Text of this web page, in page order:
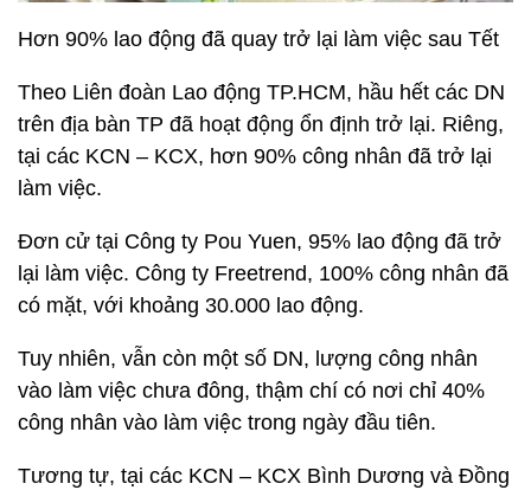
Hơn 90% lao động đã quay trở lại làm việc sau Tết
Theo Liên đoàn Lao động TP.HCM, hầu hết các DN
trên địa bàn TP đã hoạt động ổn định trở lại. Riêng,
tại các KCN – KCX, hơn 90% công nhân đã trở lại
làm việc.
Đơn cử tại Công ty Pou Yuen, 95% lao động đã trở
lại làm việc. Công ty Freetrend, 100% công nhân đã
có mặt, với khoảng 30.000 lao động.
Tuy nhiên, vẫn còn một số DN, lượng công nhân
vào làm việc chưa đông, thậm chí có nơi chỉ 40%
công nhân vào làm việc trong ngày đầu tiên.
Tương tự, tại các KCN – KCX Bình Dương và Đồng